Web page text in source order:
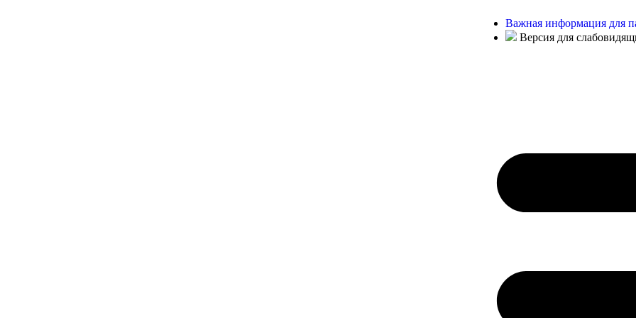
Важная информация для
Версия для